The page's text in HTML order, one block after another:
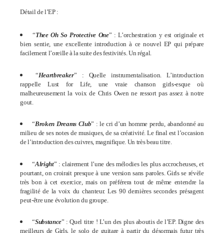
Détail de l’EP :
“Thee Oh So Protective One” : L’orchestration y est originale et
bien sentie, une excellente introduction à ce nouvel EP qui prépare
facilement l’oreille à la suite des festivités. Un régal.
“Heartbreaker” : Quelle instrumentalisation. L’introduction
rappelle Lust for Life, une vraie chanson girls-esque où
malheureusement la voix de Chris Owen ne ressort pas assez à notre
gout.
“Broken Dreams Club” : le cri d’un homme perdu, abandonné au
milieu de ses notes de musiques, de sa créativité. Le final est l’occasion
de l’introduction des cuivres, magnifique. Un très beau titre.
“Alright” : clairement l’une des mélodies les plus accrocheuses, et
pourtant, on croirait presque à une version sans paroles. Girls se révèle
très bon à cet exercice, mais on préférera tout de même entendre la
fragilité de la voix du chanteur. Les 90 dernières secondes présagent
peut-être une évolution du groupe.
“Substance” : Quel titre ! L’un des plus aboutis de l’EP. Digne des
meilleurs de Girls, le solo de guitare à partir du désormais futur très